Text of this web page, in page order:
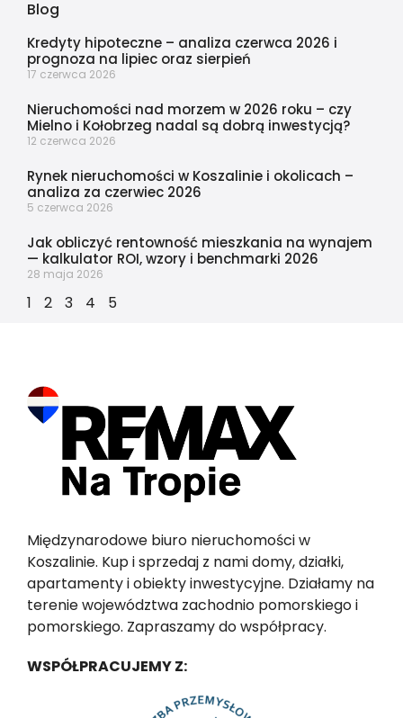
Blog
Kredyty hipoteczne – analiza czerwca 2026 i
prognoza na lipiec oraz sierpień
17 czerwca 2026
Nieruchomości nad morzem w 2026 roku – czy
Mielno i Kołobrzeg nadal są dobrą inwestycją?
12 czerwca 2026
Rynek nieruchomości w Koszalinie i okolicach –
analiza za czerwiec 2026
5 czerwca 2026
Jak obliczyć rentowność mieszkania na wynajem
— kalkulator ROI, wzory i benchmarki 2026
28 maja 2026
1 2 3 4 5
Międzynarodowe biuro nieruchomości w
Koszalinie. Kup i sprzedaj z nami domy, działki,
apartamenty i obiekty inwestycyjne. Działamy na
terenie województwa zachodnio pomorskiego i
pomorskiego. Zapraszamy do współpracy.
WSPÓŁPRACUJEMY Z: